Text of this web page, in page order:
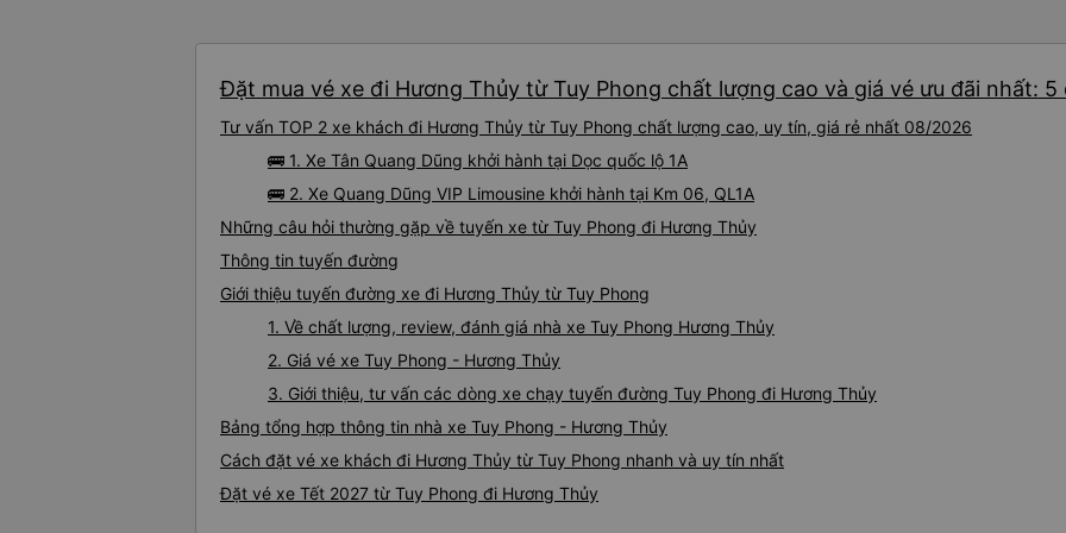
(một mình) yêu luôn.
10/10.
Đặt mua vé xe đi Hương Thủy từ Tuy Phong chất lượng cao và giá vé ưu đãi nhất: 5
Tư vấn TOP 2 xe khách đi Hương Thủy từ Tuy Phong chất lượng cao, uy tín, giá rẻ nhất 08/2026
🚌 1. Xe Tân Quang Dũng khởi hành tại Dọc quốc lộ 1A
🚌 2. Xe Quang Dũng VIP Limousine khởi hành tại Km 06, QL1A
Những câu hỏi thường gặp về tuyến xe từ Tuy Phong đi Hương Thủy
Thông tin tuyến đường
Giới thiệu tuyến đường xe đi Hương Thủy từ Tuy Phong
1. Về chất lượng, review, đánh giá nhà xe Tuy Phong Hương Thủy
2. Giá vé xe Tuy Phong - Hương Thủy
3. Giới thiệu, tư vấn các dòng xe chạy tuyến đường Tuy Phong đi Hương Thủy
Bảng tổng hợp thông tin nhà xe Tuy Phong - Hương Thủy
Cách đặt vé xe khách đi Hương Thủy từ Tuy Phong nhanh và uy tín nhất
Đặt vé xe Tết 2027 từ Tuy Phong đi Hương Thủy